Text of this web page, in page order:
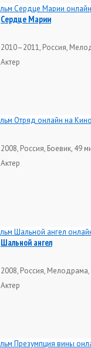
Сердце Марии
2010–2011, Россия,
Актер
2008, Россия, Боевик, 49
Актер
Шальной ангел
2008, Россия, Мелодрама,
Актер